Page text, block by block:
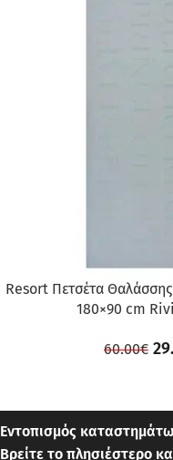
Resort Πετσέτα
180×90 cm
60.00€
Εντοπισμός
Βρείτε το πλησιέστερο